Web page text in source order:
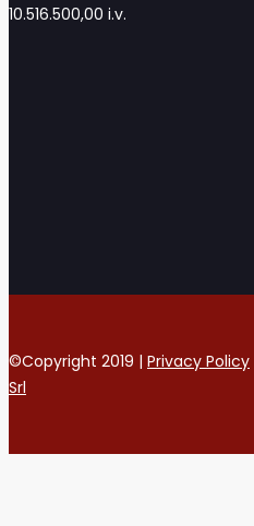
10.516.500,00 i.v.
©Copyright 2019 | Privacy Policy
Srl